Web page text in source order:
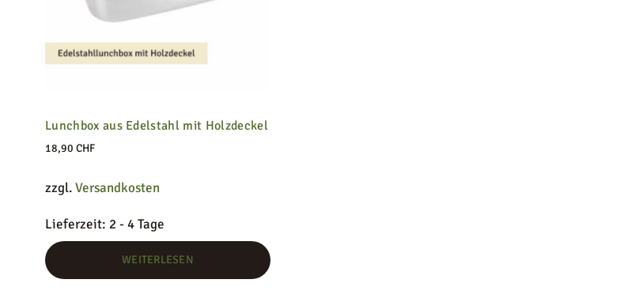
Lunchbox aus Edelstahl mit Holzdeckel
18,90 CHF
zzgl.Versandkosten
Lieferzeit: 2 - 4 Tage
WEITERLESEN